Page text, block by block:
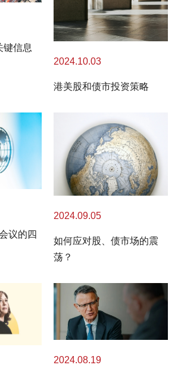
键信息
2024.10.03
港美股和债市投资策略
议的四
2024.09.05
如何应对股、债市场的震
荡？
2024.08.19